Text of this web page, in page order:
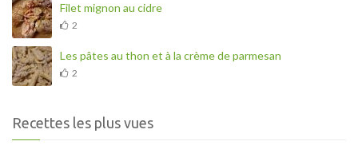
Filet mignon au cidre
2
Les pâtes au thon et à la crème de parmesan
2
Recettes les plus vues